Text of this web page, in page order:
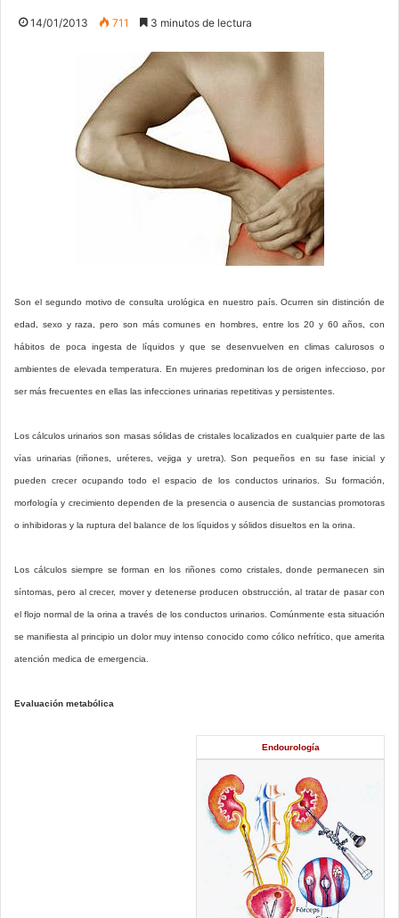
14/01/2013 711 3 minutos de lectura
Son el segundo motivo de consulta urológica en nuestro país. Ocurren sin distinción de
edad, sexo y raza, pero son más comunes en hombres, entre los 20 y 60 años, con
hábitos de poca ingesta de líquidos y que se desenvuelven en climas calurosos o
ambientes de elevada temperatura. En mujeres predominan los de origen infeccioso, por
ser más frecuentes en ellas las infecciones urinarias repetitivas y persistentes.
Los cálculos urinarios son masas sólidas de cristales localizados en cualquier parte de las
vías urinarias (riñones, uréteres, vejiga y uretra). Son pequeños en su fase inicial y
pueden crecer ocupando todo el espacio de los conductos urinarios. Su formación,
morfología y crecimiento dependen de la presencia o ausencia de sustancias promotoras
o inhibidoras y la ruptura del balance de los líquidos y sólidos disueltos en la orina.
Los cálculos siempre se forman en los riñones como cristales, donde permanecen sin
síntomas, pero al crecer, mover y detenerse producen obstrucción, al tratar de pasar con
el flojo normal de la orina a través de los conductos urinarios. Comúnmente esta situación
se manifiesta al principio un dolor muy intenso conocido como cólico nefrítico, que amerita
atención medica de emergencia.
Evaluación metabólica
Endourología